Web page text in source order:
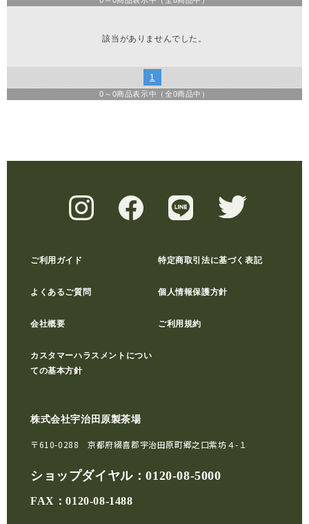
該当がありませんでした。
1
0 ～ 0商品表示中（全0商品中）
ご利用ガイド 特定商取引法に基づく表記
よくあるご質問 個人情報保護方針
会社概要 ご利用規約
カスタマーハラスメントについ
ての基本方針
株式会社宇治田原製茶場
〒610-0288 京都府綴喜郡宇治田原町郷之口紫坊４-１
ショップダイヤル：0120-08-5000
FAX：0120-08-1488